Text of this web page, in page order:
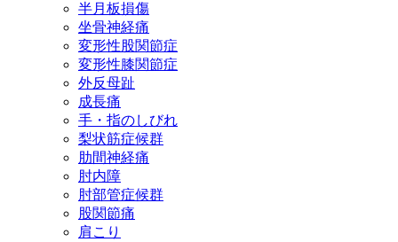
半月板損傷
坐骨神経痛
変形性股関節症
変形性膝関節症
外反母趾
成長痛
手・指のしびれ
梨状筋症候群
肋間神経痛
肘内障
肘部管症候群
股関節痛
肩こり